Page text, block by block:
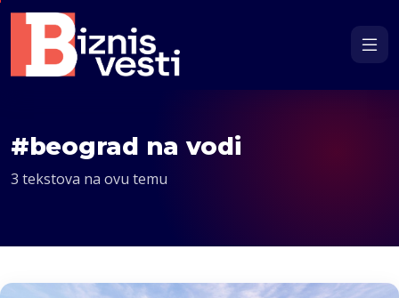
#beograd na vodi
3 tekstova na ovu temu